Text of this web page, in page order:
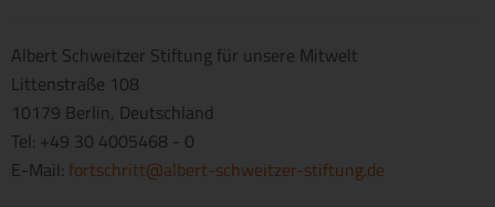
Albert Schweitzer Stiftung für unsere Mitwelt
Littenstraße 108
10179 Berlin, Deutschland
Tel: +49 30 4005468 - 0
E-Mail: fortschritt@albert-schweitzer-stiftung.de